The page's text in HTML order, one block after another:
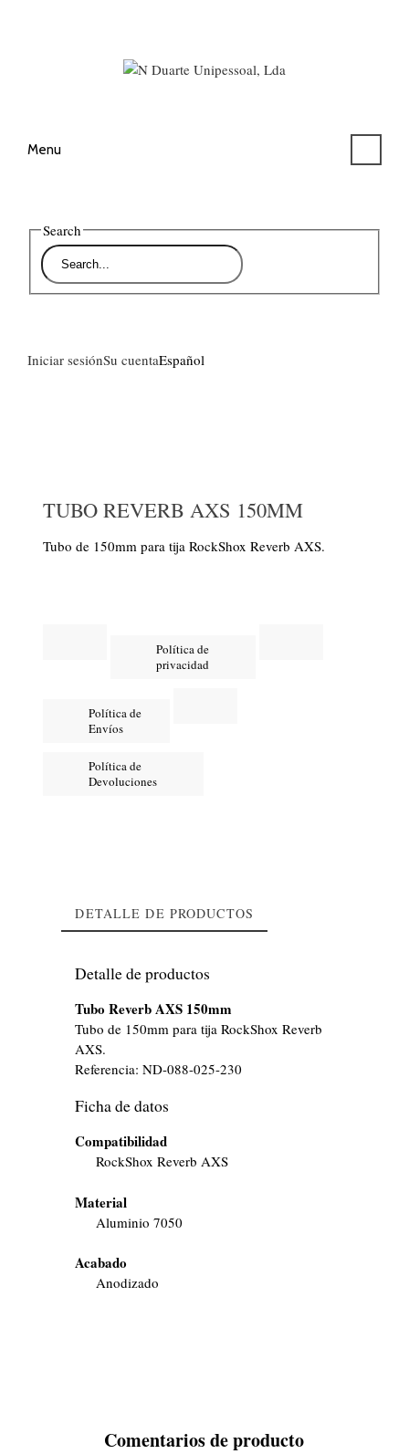
Menu
Search
Iniciar sesiónSu cuentaEspañol
TUBO REVERB AXS 150MM
Tubo de 150mm para tija RockShox Reverb AXS.
Política de
privacidad
Política de
Envíos
Política de
Devoluciones
DETALLE DE PRODUCTOS
Detalle de productos
Tubo Reverb AXS 150mm
Tubo de 150mm para tija RockShox Reverb
AXS.
Referencia:ND-088-025-230
Ficha de datos
Compatibilidad
RockShox Reverb AXS
Material
Aluminio 7050
Acabado
Anodizado
Comentarios de producto